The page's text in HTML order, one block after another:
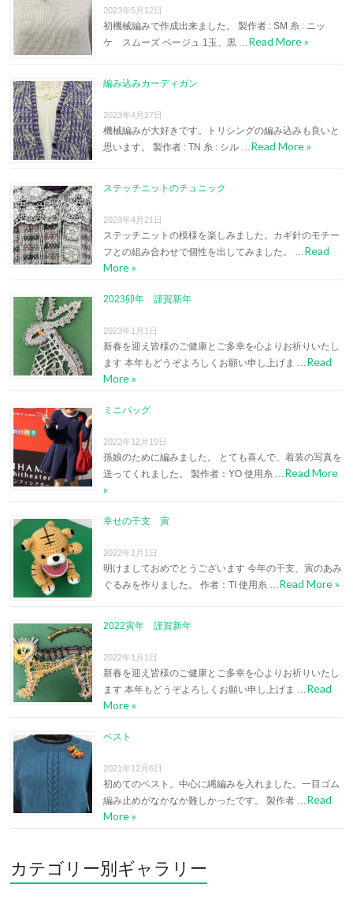
2023年5月12日
初機械編みで作成出来ました。 製作者 : SM 糸 : ニッ
ケ スムーズ ベージュ 1玉、黒 …Read More »
編み込みカーディガン
2023年4月27日
機械編みが大好きです。トリシングの編み込みも良いと
思います。 製作者 : TN 糸 : シル …Read More »
ステッチニットのチュニック
2023年4月21日
ステッチニットの模様を楽しみました。カギ針のモチー
フとの組み合わせで個性を出してみました。 …Read
More »
2023卯年 謹賀新年
2023年1月1日
新春を迎え皆様のご健康とご多幸を心よりお祈りいたし
ます 本年もどうぞよろしくお願い申し上げま …Read
More »
ミニバッグ
2022年12月19日
孫娘のために編みました。 とても喜んで、着装の写真を
送ってくれました。 製作者：YO 使用糸 …Read More
»
幸せの干支 寅
2022年1月1日
明けましておめでとうございます 今年の干支、寅のあみ
ぐるみを作りました。 作者：TI 使用糸 …Read More »
2022寅年 謹賀新年
2022年1月1日
新春を迎え皆様のご健康とご多幸を心よりお祈りいたし
ます 本年もどうぞよろしくお願い申し上げま …Read
More »
ベスト
2021年12月6日
初めてのベスト。中心に縄編みを入れました。一目ゴム
編み止めがなかなか難しかったです。 製作者 …Read
More »
カテゴリー別ギャラリー